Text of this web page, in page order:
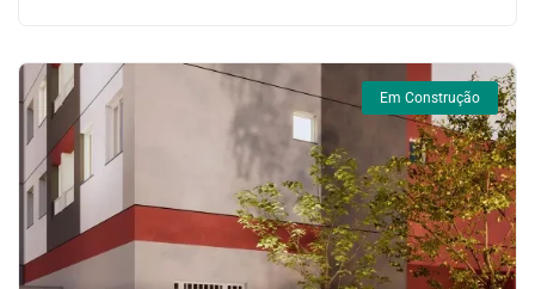
Em Construção